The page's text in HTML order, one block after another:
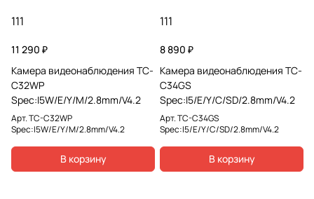
111
11 290 ₽
Камера видеонаблюдения TC-
C32WP
Spec:I5W/E/Y/M/2.8mm/V4.2
Арт.TC-C32WP
Spec:I5W/E/Y/M/2.8mm/V4.2
В корзину
111
8 890 ₽
Камера видеонаблюдения TC-
C34GS
Spec:I5/E/Y/C/SD/2.8mm/V4.2
Арт.TC-C34GS
Spec:I5/E/Y/C/SD/2.8mm/V4.2
В корзину